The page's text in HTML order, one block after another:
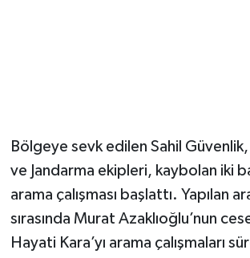
Bölgeye sevk edilen Sahil
ve Jandarma ekipleri, kaybolan iki
arama çalışması başlattı. Yapılan
sırasında Murat Azaklıoğlu’nun
Hayati Kara’yı arama çalışmaları